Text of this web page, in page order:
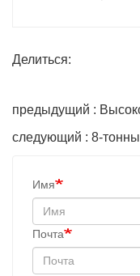
Делиться:
Имя
Почта